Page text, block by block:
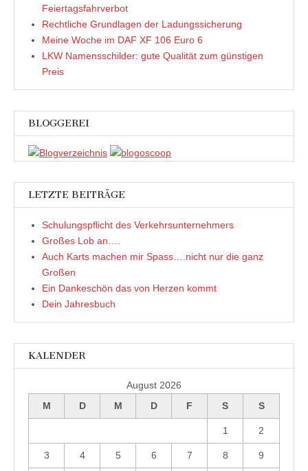
Feiertagsfahrverbot
Rechtliche Grundlagen der Ladungssicherung
Meine Woche im DAF XF 106 Euro 6
LKW Namensschilder: gute Qualität zum günstigen
Preis
BLOGGEREI
LETZTE BEITRÄGE
Schulungspflicht des Verkehrsunternehmers
Großes Lob an….
Auch Karts machen mir Spass….nicht nur die ganz
Großen
Ein Dankeschön das von Herzen kommt
Dein Jahresbuch
KALENDER
August 2026
M
D M D F S S
1 2
3 4 5 6 7 8 9